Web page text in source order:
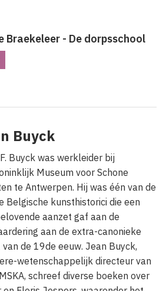
Braekeleer - De dorpsschool
Buyck
Buyck was werkleider bij
Museum voor Schone
te Antwerpen. Hij was één van de
Belgische kunsthistorici die een
aanzet gaf aan de
aan de extra-canonieke
de 19de eeuw. Jean Buyck,
wetenschappelijk directeur van
schreef diverse boeken over